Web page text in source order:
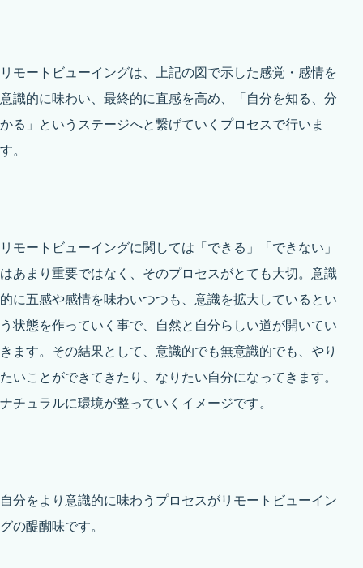
リモートビューイングは、上記の図で示した感覚・感情を
意識的に味わい、最終的に直感を高め、「自分を知る、分
かる」というステージへと繋げていくプロセスで行いま
す。
リモートビューイングに関しては「できる」「できない」
はあまり重要ではなく、そのプロセスがとても大切。意識
的に五感や感情を味わいつつも、意識を拡大しているとい
う状態を作っていく事で、自然と自分らしい道が開いてい
きます。その結果として、意識的でも無意識的でも、やり
たいことができてきたり、なりたい自分になってきます。
ナチュラルに環境が整っていくイメージです。
自分をより意識的に味わうプロセスがリモートビューイン
グの醍醐味です。